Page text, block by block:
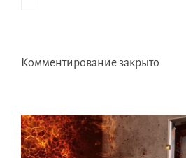
Комментирование закрыто